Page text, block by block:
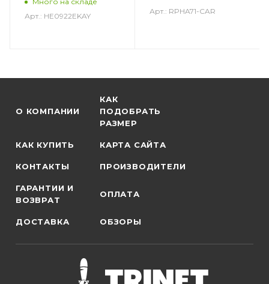
Арт.: HE0922EKAY
Арт.: RPHA71-CAR
О КОМПАНИИ
КАК
ПОДОБРАТЬ
РАЗМЕР
КАК КУПИТЬ КАРТА САЙТА
КОНТАКТЫ ПРОИЗВОДИТЕЛИ
ГАРАНТИИ И
ВОЗВРАТ
ОПЛАТА
ДОСТАВКА ОБЗОРЫ